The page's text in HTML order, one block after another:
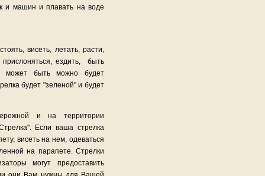
и машин и плавать на воде
висеть, летать, расти,
прислоняться, ездить, быть
может быть можно будет
будет "зеленой" и будет
и на территории
Если ваша стрелка
висеть на нем, одеваться
на парапете. Стрелки
могут предоставить